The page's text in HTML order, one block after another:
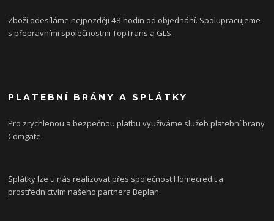
Zboží odesíláme nejpozději 48 hodin od objednání. Spolupracujeme
s přepravními společnostmi TopTrans a GLS.
PLATEBNÍ BRÁNY A SPLÁTKY
Pro zrychlenou a bezpečnou platbu využíváme služeb platební brany
Comgate.
Splátky lze u nás realizovat přes společnost Homecredit a
prostřednictvím našeho partnera Beplan.